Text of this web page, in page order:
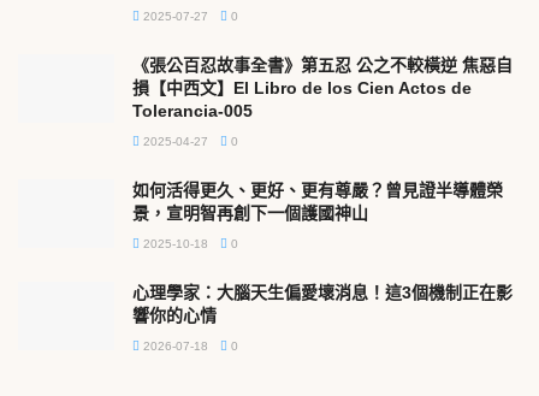
2025-07-27 0
《張公百忍故事全書》第五忍 公之不較橫逆 焦惡自
損【中西文】El Libro de los Cien Actos de
Tolerancia-005
2025-04-27 0
如何活得更久、更好、更有尊嚴？曾見證半導體榮
景，宣明智再創下一個護國神山
2025-10-18 0
心理學家：大腦天生偏愛壞消息！這3個機制正在影
響你的心情
2026-07-18 0